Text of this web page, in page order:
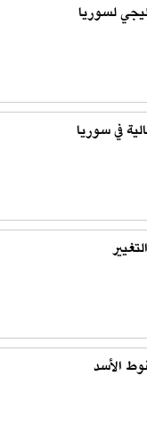
لسوريا
في سوريا
الأسد